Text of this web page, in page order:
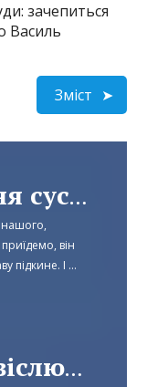
зачепиться
Василь
Зміст
Виховання сусіда
він
підкине. І ...
«Віддам віслюка в добрі руки»